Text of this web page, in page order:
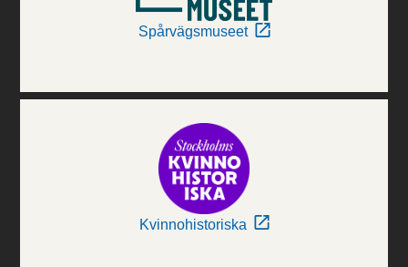
Spårvägsmuseet
Kvinnohistoriska